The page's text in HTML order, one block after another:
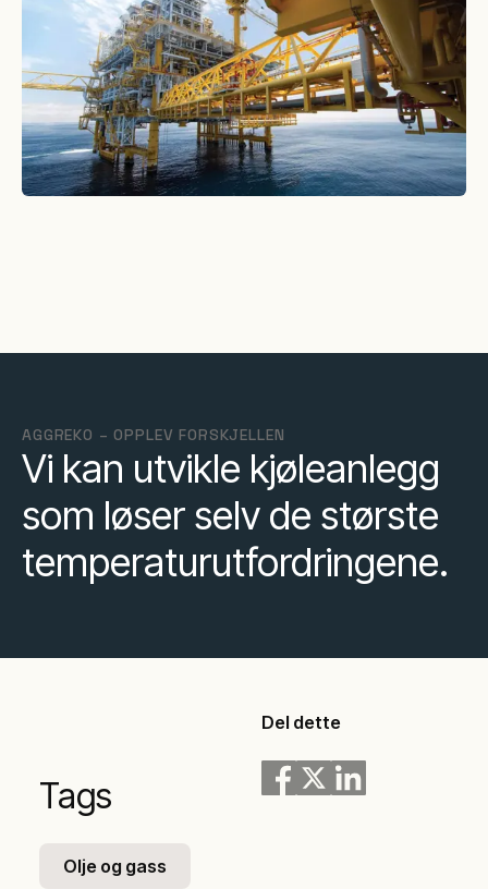
AGGREKO – OPPLEV FORSKJELLEN
Vi kan utvikle kjøleanlegg
som løser selv de største
temperaturutfordringene.
Tags
Olje og gass
Del dette